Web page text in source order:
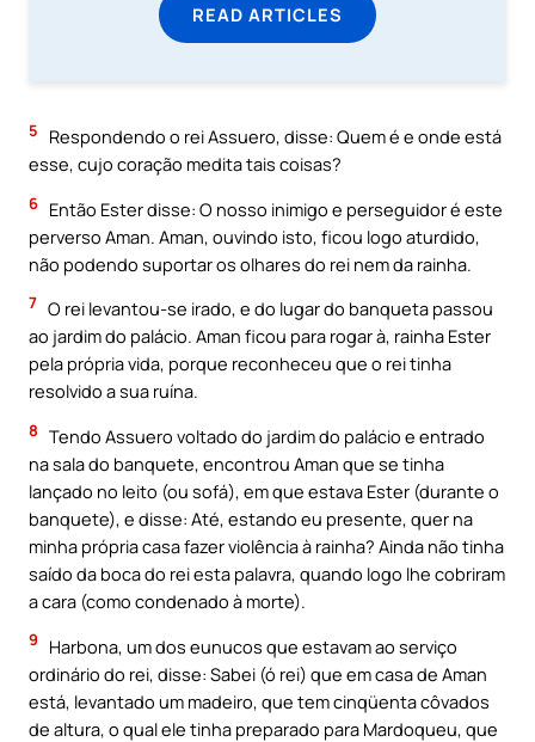
READ ARTICLES
5
Respondendo o rei Assuero, disse: Quem é e onde está
esse, cujo coração medita tais coisas?
6 Então Ester disse: O nosso inimigo e perseguidor é este
perverso Aman. Aman, ouvindo isto, ficou logo aturdido,
não podendo suportar os olhares do rei nem da rainha.
7 O rei levantou-se irado, e do lugar do banqueta passou
ao jardim do palácio. Aman ficou para rogar à, rainha Ester
pela própria vida, porque reconheceu que o rei tinha
resolvido a sua ruína.
8 Tendo Assuero voltado do jardim do palácio e entrado
na sala do banquete, encontrou Aman que se tinha
lançado no leito (ou sofá), em que estava Ester (durante o
banquete), e disse: Até, estando eu presente, quer na
minha própria casa fazer violência à rainha? Ainda não tinha
saído da boca do rei esta palavra, quando logo lhe cobriram
a cara (como condenado à morte).
9
Harbona, um dos eunucos que estavam ao serviço
ordinário do rei, disse: Sabei (ó rei) que em casa de Aman
está, levantado um madeiro, que tem cinqüenta côvados
de altura, o qual ele tinha preparado para Mardoqueu, que